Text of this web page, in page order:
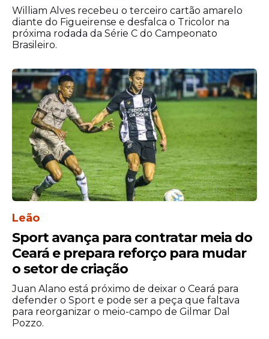
William Alves recebeu o terceiro cartão amarelo
diante do Figueirense e desfalca o Tricolor na
próxima rodada da Série C do Campeonato
Brasileiro.
Leão
Sport avança para contratar meia do
Ceará e prepara reforço para mudar
o setor de criação
Juan Alano está próximo de deixar o Ceará para
defender o Sport e pode ser a peça que faltava
para reorganizar o meio-campo de Gilmar Dal
Pozzo.